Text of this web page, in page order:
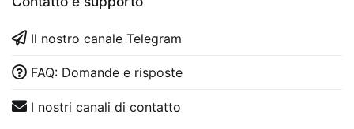
Il nostro canale Telegram
FAQ: Domande e risposte
I nostri canali di contatto